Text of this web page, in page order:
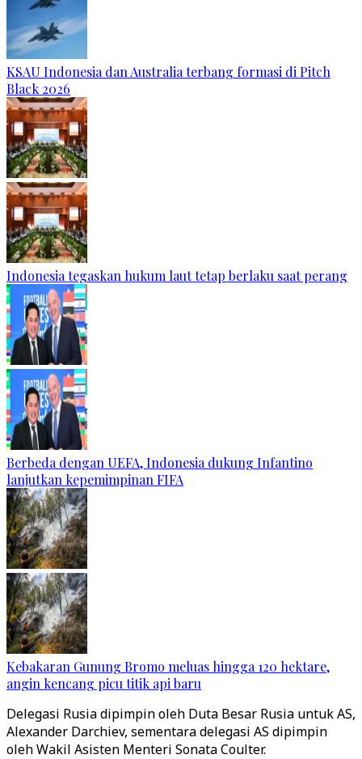
KSAU Indonesia dan Australia terbang formasi di Pitch
Black 2026
Indonesia tegaskan hukum laut tetap berlaku saat perang
Berbeda dengan UEFA, Indonesia dukung Infantino
lanjutkan kepemimpinan FIFA
Kebakaran Gunung Bromo meluas hingga 120 hektare,
angin kencang picu titik api baru
Delegasi Rusia dipimpin oleh Duta Besar Rusia untuk AS,
Alexander Darchiev, sementara delegasi AS dipimpin
oleh Wakil Asisten Menteri Sonata Coulter.